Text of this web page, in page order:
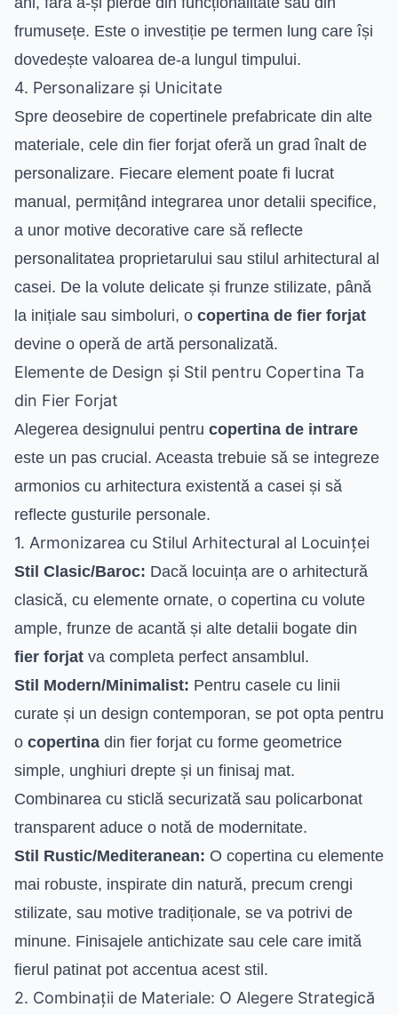
frumusețe. Este o investiție pe termen lung care își
dovedește valoarea de-a lungul timpului.
4. Personalizare și Unicitate
Spre deosebire de copertinele prefabricate din alte
materiale, cele din fier forjat oferă un grad înalt de
personalizare. Fiecare element poate fi lucrat
manual, permițând integrarea unor detalii specifice,
a unor motive decorative care să reflecte
personalitatea proprietarului sau stilul arhitectural al
casei. De la volute delicate și frunze stilizate, până
la inițiale sau simboluri, o copertina de fier forjat
devine o operă de artă personalizată.
Elemente de Design și Stil pentru Copertina Ta
din Fier Forjat
Alegerea designului pentru copertina de intrare
este un pas crucial. Aceasta trebuie să se integreze
armonios cu arhitectura existentă a casei și să
reflecte gusturile personale.
1. Armonizarea cu Stilul Arhitectural al Locuinței
Stil Clasic/Baroc: Dacă locuința are o arhitectură
clasică, cu elemente ornate, o copertina cu volute
ample, frunze de acantă și alte detalii bogate din
fier forjat va completa perfect ansamblul.
Stil Modern/Minimalist: Pentru casele cu linii
curate și un design contemporan, se pot opta pentru
o copertina din fier forjat cu forme geometrice
simple, unghiuri drepte și un finisaj mat.
Combinarea cu sticlă securizată sau policarbonat
transparent aduce o notă de modernitate.
Stil Rustic/Mediteranean: O copertina cu elemente
mai robuste, inspirate din natură, precum crengi
stilizate, sau motive tradiționale, se va potrivi de
minune. Finisajele antichizate sau cele care imită
fierul patinat pot accentua acest stil.
2. Combinații de Materiale: O Alegere Strategică